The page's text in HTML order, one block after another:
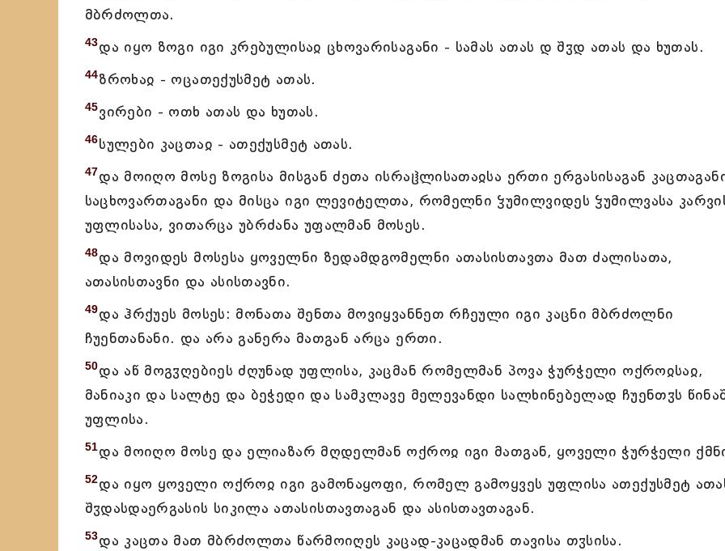
მბრძოლთა.
43და იყო ზოგი იგი კრებულისაჲ ცხოვარისაგანი - სამას ათას დ შჳდ ათას და ხუთას.
44ზროხაჲ - ოცათექუსმეტ ათას.
45ვირები - ოთხ ათას და ხუთას.
46სულები კაცთაჲ - ათექუსმეტ ათას.
47და მოიღო მოსე ზოგისა მისგან ძეთა ისრაჱლისათაჲსა ერთი ერგასისაგან
საცხოვართაგანი და მისცა იგი ლევიტელთა, რომელნი ჴუმილვიდეს ჴუმილვასა
უფლისასა, ვითარცა უბრძანა უფალმან მოსეს.
48და მოვიდეს მოსესა ყოველნი ზედამდგომელნი ათასისთავთა მათ ძალისათა,
ათასისთავნი და ასისთავნი.
49და ჰრქუეს მოსეს: მონათა შენთა მოვიყვანნეთ რჩეული იგი კაცნი მბრძოლნი
ჩუენთანანი. და არა განერა მათგან არცა ერთი.
50და აწ მოგჳღებიეს ძღუნად უფლისა, კაცმან რომელმან პოვა ჭურჭელი ოქროჲსაჲ,
მანიაკი და სალტე და ბეჭედი და სამკლავე მელევანდი სალხინებელად ჩუენთჳს
უფლისა.
51და მოიღო მოსე და ელიაზარ მღდელმან ოქროჲ იგი მათგან, ყოველი ჭურჭელი
52და იყო ყოველი ოქროჲ იგი გამონაყოფი, რომელ გამოყვეს უფლისა ათექუსმეტ
შჳდასდაერგასის სიკილა ათასისთავთაგან და ასისთავთაგან.
53და კაცთა მათ მბრძოლთა წარმოიღეს კაცად-კაცადმან თავისა თჳსისა.